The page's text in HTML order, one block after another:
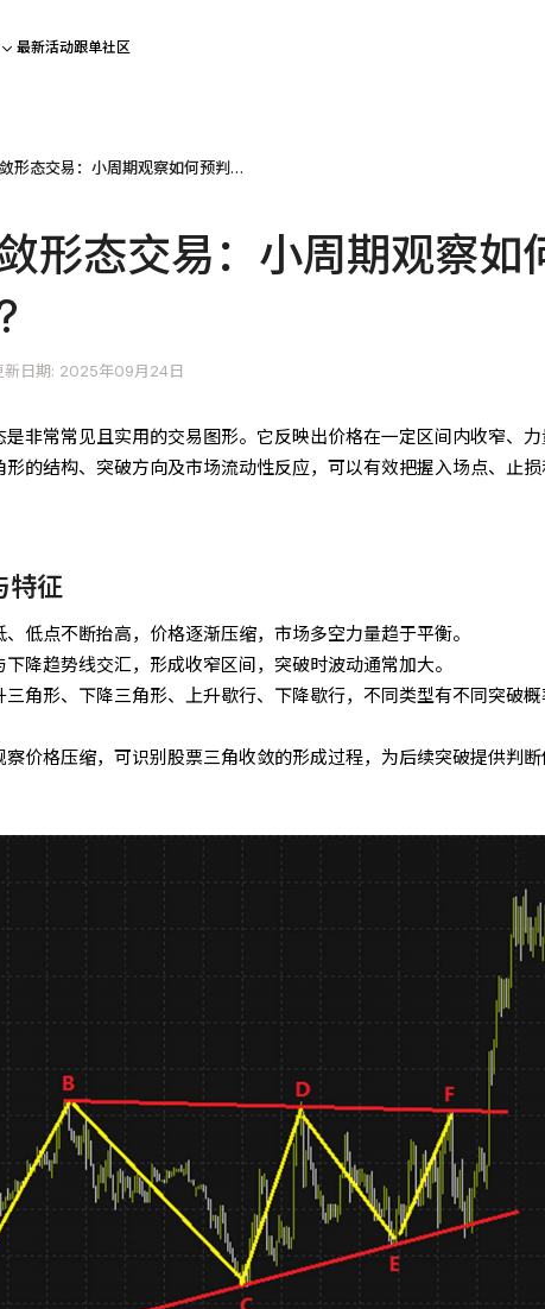
最新活动跟单社区
股票三角收敛形态交易：小周期观察如何预判大趋势?
形态交易：小周期观察如
新日期: 2025年09月24日
是非常常见且实用的交易图形。它反映出价格在一定区间内收窄、
的结构、突破方向及市场流动性反应，可以有效把握入场点、止
特征
低点不断抬高，价格逐渐压缩，市场多空力量趋于平衡。
降趋势线交汇，形成收窄区间，突破时波动通常加大。
三角形、下降三角形、上升歇行、下降歇行，不同类型有不同突破
价格压缩，可识别股票三角收敛的形成过程，为后续突破提供判